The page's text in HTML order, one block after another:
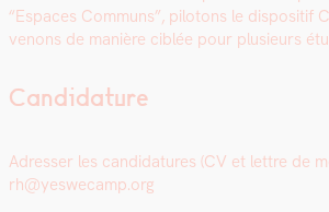
“Espaces Com­muns”, pilo­tons le dis­posi­tif
venons de manière ciblée pour plusieurs
Candidature
Adress­er les can­di­da­tures (CV et let­tre de
rh@yeswecamp.org